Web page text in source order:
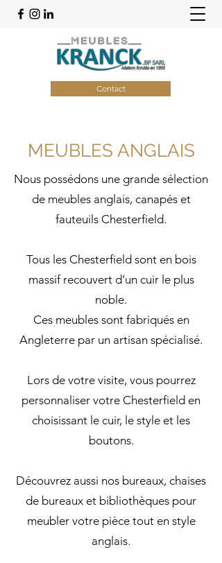
Contact
MEUBLES ANGLAIS
Nous possédons une grande sélection
de meubles anglais, canapés et
fauteuils Chesterfield.
Tous les Chesterfield sont en bois
massif recouvert d’un cuir le plus
noble.
Ces meubles sont fabriqués en
Angleterre par un artisan spécialisé.
Lors de votre visite, vous pourrez
personnaliser votre Chesterfield en
choisissant le cuir, le style et les
boutons.
Découvrez aussi nos bureaux, chaises
de bureaux et bibliothèques pour
meubler votre pièce tout en style
anglais.